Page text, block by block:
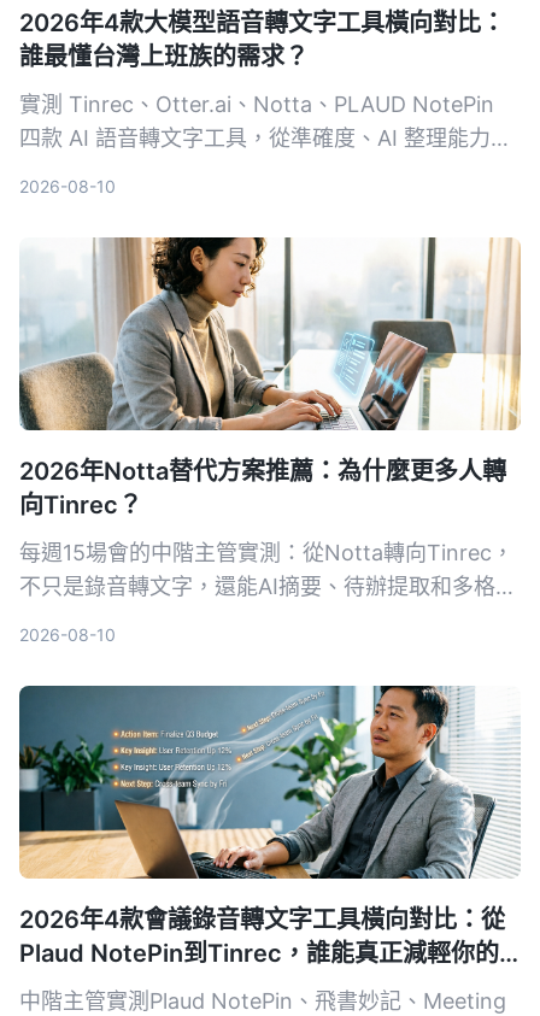
2026年4款大模型語音轉文字工具橫向對比：
誰最懂台灣上班族的需求？
實測 Tinrec、Otter.ai、Notta、PLAUD NotePin
四款 AI 語音轉文字工具，從準確度、AI 整理能力、
2026-08-10
2026年Notta替代方案推薦：為什麼更多人轉
向Tinrec？
每週15場會的中階主管實測：從Notta轉向Tinrec，
不只是錄音轉文字，還能AI摘要、待辦提取和多格式
2026-08-10
2026年4款會議錄音轉文字工具橫向對比：從
Plaud NotePin到Tinrec，誰能真正減輕你的
會議負擔？
中階主管實測Plaud NotePin、飛書妙記、Meeting